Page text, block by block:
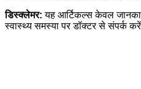
डिस्क्लेमर: यह आर्टिकल्स केवल
स्वास्थ्य समस्या पर डॉक्टर से संपर्क